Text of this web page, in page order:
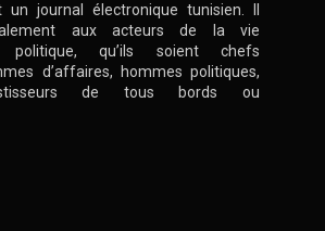
journal électronique tunisien. Il
aux acteurs de la vie
politique, qu’ils soient chefs
d’affaires, hommes politiques,
de tous bords ou